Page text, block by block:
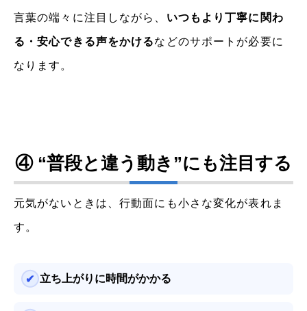
言葉の端々に注目しながら、 いつもより丁寧に関わ
る・安心できる声をかけるなどのサポートが必要に
なります。
④ “普段と違う動き”にも注目する
元気がないときは、行動面にも小さな変化が表れま
す。
立ち上がりに時間がかかる